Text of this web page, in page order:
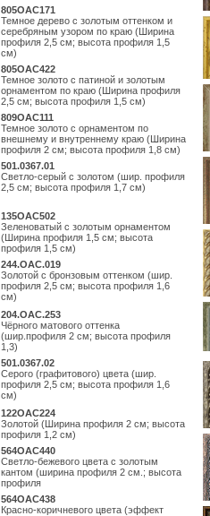
805OAC171
Темное дерево с золотым оттенком и
серебряным узором по краю (Ширина
профиля 2,5 см; высота профиля 1,5
см)
805OAC422
Темное золото с патиной и золотым
орнаментом по краю (Ширина профиля
2,5 см; высота профиля 1,5 см)
809OAC111
Темное золото с орнаментом по
внешнему и внутреннему краю (Ширина
профиля 2 см; высота профиля 1,8 см)
501.0367.01
Светло-серый с золотом (шир. профиля
2,5 см; высота профиля 1,7 см)
135OAC502
Зеленоватый с золотым орнаментом
(Ширина профиля 1,5 см; высота
профиля 1,5 см)
244.ОАС.019
Золотой с бронзовым оттенком (шир.
профиля 2,5 см; высота профиля 1,6
см)
204.OAC.253
Чёрного матового оттенка
(шир.профиля 2 см; высота профиля
1,3)
501.0367.02
Серого (графитового) цвета (шир.
профиля 2,5 см; высота профиля 1,6
см)
122OAC224
Золотой (Ширина профиля 2 см; высота
профиля 1,2 см)
564ОАС440
Светло-бежевого цвета с золотым
кантом (ширина профиля 2 см.; высота
профиля
564ОАС438
Красно-коричневого цвета (эффект